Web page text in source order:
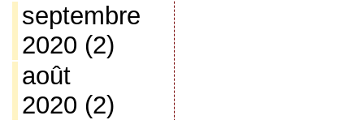
septembre
2020 (2)
août
2020 (2)